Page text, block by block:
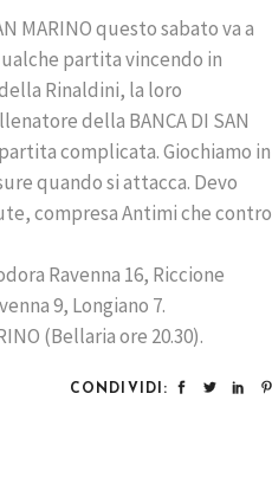
MARINO questo sabato va a
partita vincendo in
Rinaldini, la loro
della BANCA DI SAN
complicata. Giochiamo in
quando si attacca. Devo
compresa Antimi che contro
Ravenna 16, Riccione
9, Longiano 7.
(Bellaria ore 20.30).
CONDIVIDI: